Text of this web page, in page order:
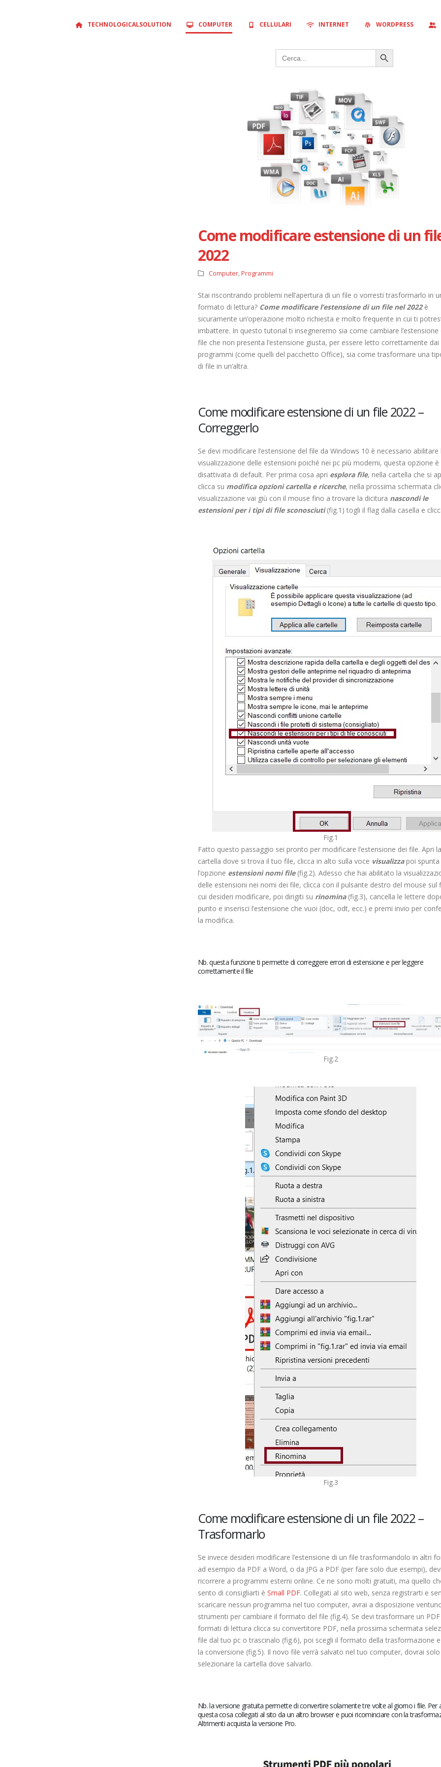
TECHNOLOGICALSOLUTION COMPUTER CELLULARI INTERNET WORDPRESS
Search
for:
Search Button
Come modificare estensione di un
2022
Computer,Programmi
Stai riscontrando problemi nell’apertura di un file o vorresti trasformarlo in
formato di lettura? Come modificare l’estensione di un file nel 2022è
sicuramente un’operazione molto richiesta e molto frequente in cui ti
imbattere. In questo tutorial ti insegneremo sia come cambiare l’estensione
file che non presenta l’estensione giusta, per essere letto correttamente dai
programmi (come quelli del pacchetto Office), sia come trasformare una
di file in un’altra.
Come modificare estensione di un file 2022 –
Correggerlo
Se devi modificare l’estensione del file da Windows 10 è necessario abilitare
visualizzazione delle estensioni poiché nei pc più moderni, questa opzione è
disattivata di default. Per prima cosa apri esplora file, nella cartella che si
clicca su modifica opzioni cartella e ricerche, nella prossima schermata
visualizzazione vai giù con il mouse fino a trovare la dicitura nascondi le
estensioni per i tipi di file sconosciuti(fig.1) togli il flag dalla casella e
Fig.1
Fatto questo passaggio sei pronto per modificare l’estensione dei file. Apri la
cartella dove si trova il tuo file, clicca in alto sulla voce visualizzapoi spunta
l’opzione estensioni nomi file(fig.2). Adesso che hai abilitato la
delle estensioni nei nomi dei file, clicca con il pulsante destro del mouse sul
cui desideri modificare, poi dirigiti su rinomina (fig.3), cancella le lettere
punto e inserisci l’estensione che vuoi (doc, odt, ecc.) e premi invio per
la modifica.
Nb. questa funzione ti permette di correggere errori di estensione e per leggere
correttamente il file
Fig.2
Fig.3
Come modificare estensione di un file 2022 –
Trasformarlo
Se invece desideri modificare l’estensione di un file trasformandolo in altri
ad esempio da PDF a Word, o da JPG a PDF (per fare solo due esempi), devi
ricorrere a programmi esterni online. Ce ne sono molti gratuiti, ma quello
sento di consigliarti è Small PDF. Collegati al sito web, senza registrarti e
scaricare nessun programma nel tuo computer, avrai a disposizione
strumenti per cambiare il formato del file (fig.4). Se devi trasformare un
formati di lettura clicca su convertitore PDF, nella prossima schermata
file dal tuo pc o trascinalo (fig.6), poi scegli il formato della trasformazione
la conversione (fig.5). Il novo file verrà salvato nel tuo computer, dovrai solo
selezionare la cartella dove salvarlo.
Nb. la versione gratuita permette di convertire solamente tre volte al giorno i file. Per
questa cosa collegati al sito da un altro browser e puoi ricominciare con la
Altrimenti acquista la versione Pro.